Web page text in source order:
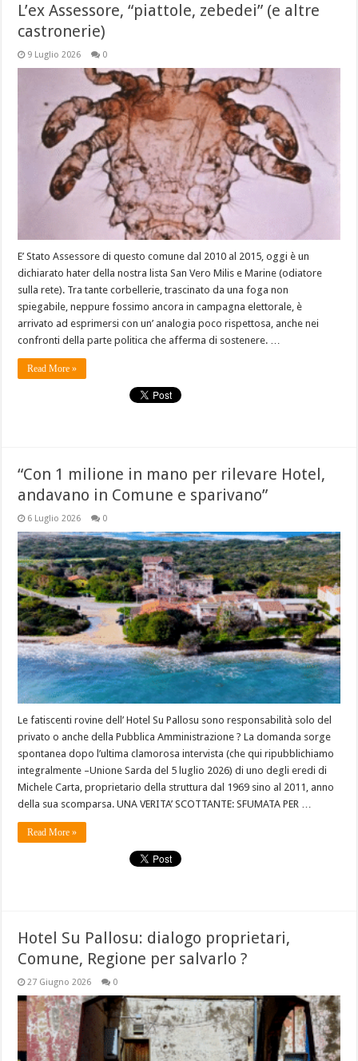
L’ex Assessore, “piattole, zebedei” (e altre
castronerie)
9 Luglio 2026 0
E’ Stato Assessore di questo comune dal 2010 al 2015, oggi è un
dichiarato hater della nostra lista San Vero Milis e Marine (odiatore
sulla rete). Tra tante corbellerie, trascinato da una foga non
spiegabile, neppure fossimo ancora in campagna elettorale, è
arrivato ad esprimersi con un’ analogia poco rispettosa, anche nei
confronti della parte politica che afferma di sostenere. …
Read More »
“Con 1 milione in mano per rilevare Hotel,
andavano in Comune e sparivano”
6 Luglio 2026 0
Le fatiscenti rovine dell’ Hotel Su Pallosu sono responsabilità solo del
privato o anche della Pubblica Amministrazione ? La domanda sorge
spontanea dopo l’ultima clamorosa intervista (che qui ripubblichiamo
integralmente –Unione Sarda del 5 luglio 2026) di uno degli eredi di
Michele Carta, proprietario della struttura dal 1969 sino al 2011, anno
della sua scomparsa. UNA VERITA’ SCOTTANTE: SFUMATA PER …
Read More »
Hotel Su Pallosu: dialogo proprietari,
Comune, Regione per salvarlo ?
27 Giugno 2026 0